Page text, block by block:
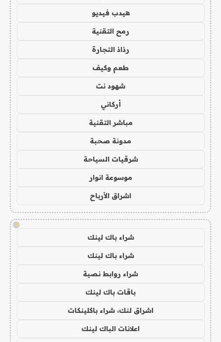
هيدب فيديو
رمح التقنية
رذاذ التجارة
طعم وكيف
شهود نت
أركاني
مباشر التقنية
مدونة صحبة
شرقيات السياحة
موسوعة انوار
اشراق الأرباح
!
شراء باك لينك
شراء باك لينك
شراء روابط نصية
باقات باك لينك
اشراق لنك، شراء باكلينكات
اعلانات الباك لينك